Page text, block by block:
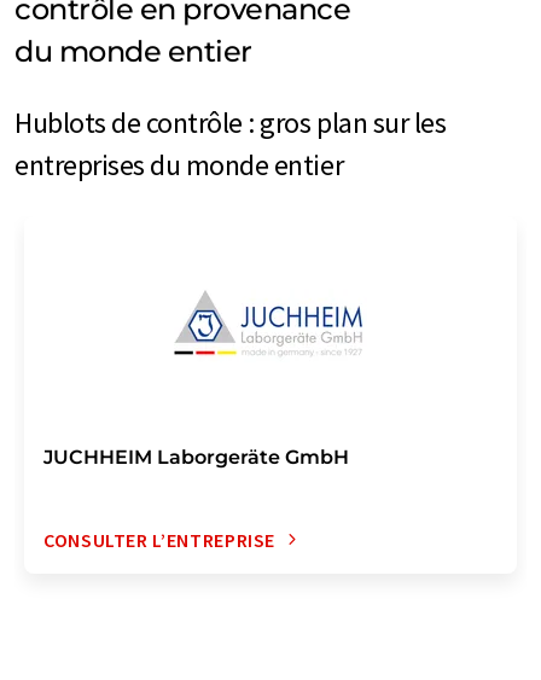
contrôle en provenance
du monde entier
Hublots de contrôle : gros plan sur les
entreprises du monde entier
JUCHHEIM Laborgeräte GmbH
CONSULTER L’ENTREPRISE